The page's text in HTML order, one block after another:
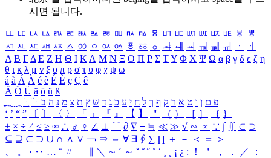
시면 됩니다.
ㅥ ㅦ ㅧ ㅨ ㅩ ㅪ ㅫ ㅬ ㅭ ㅮ ㅯ ㅰ ㅱ ㅲ ㅳ ㅴ ㅵ ㅶ ㅷ ㅸ
ㅹ
ㅺ ㅻ ㅼ ㅽ ㅾ ㅿ ㆀ ㆁ ㆂ ㆃ ㆄ ㆅ ㆆ ㆇ ㆈ ㆉ ㆊ ㆋ ㆌ ㆍ
ㆎ
Α Β ΓΔ Ε Ζ Η Θ Ι ΚΛ Μ Ν Ξ Ο Π Ρ Σ ΤΥ Φ Χ Ψ Ω α β γ δ ε ζ η
θ ι κ λ μ ν ξ ο π ρ σ τ υ φ χ ψ ω
á à Á À é è É È ç Ç ê
Ä Ö Ü ä ö ü ß
ִֶֹ ֻּ ׁׂ פ ם ן ו ט א ר ק ף ך ל ח י ע כ ג ד ש ץ ת צ מ נ ה ב
‘ ’ “ ” 〔 〕 〈 〉 「 」 『 』 【 】 ＂ （ ） ［ ］ ｛ ｝
± × ÷ ≠ ≤ ≥ ∞ ∴ ♂ ♀ ∠ ⊥ ⌒ ∂ ∇ ≡ ≒ ≪ ≫ √ ∽ ∝ ∵ ∫ ∬ ∈ ∋
⊆ ⊇ ⊂ ⊃ ∪ ∩ ∧ ∨ ￢ ⇒ ⇔ ∀ ∃ ∮ ∑ ∏ ＋ － ＜ ＝
＞
、
。 · ‥ … ¨ 〃 ― ＼ ∼ ´ ～ ˇ ˘ ˝ ˚ ˙ ¸ ¡ ¿ ː ！ ＇ ， ． ／
：